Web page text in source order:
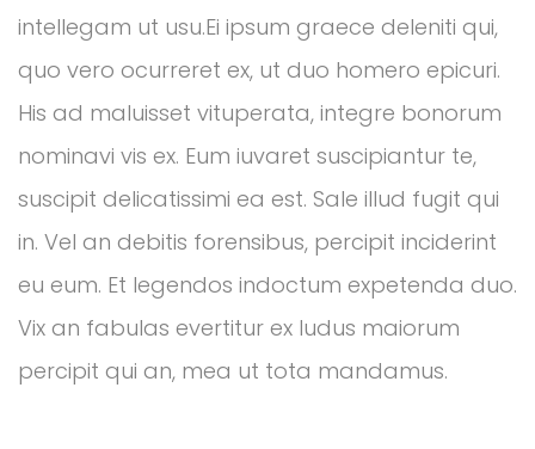
intellegam ut usu.Ei ipsum graece deleniti qui,
quo vero ocurreret ex, ut duo homero epicuri.
His ad maluisset vituperata, integre bonorum
nominavi vis ex. Eum iuvaret suscipiantur te,
suscipit delicatissimi ea est. Sale illud fugit qui
in. Vel an debitis forensibus, percipit inciderint
eu eum. Et legendos indoctum expetenda duo.
Vix an fabulas evertitur ex ludus maiorum
percipit qui an, mea ut tota mandamus.